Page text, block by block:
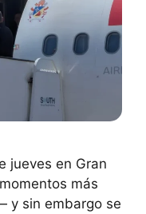
jueves en Gran
más
y sin embargo se